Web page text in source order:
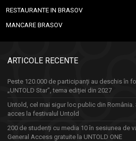
RESTAURANTE IN BRASOV
MANCARE BRASOV
ARTICOLE RECENTE
Peste 120.000 de participanți au deschis în
„UNTOLD Star”, tema ediției din 2027
Untold, cel mai sigur loc public din
acces la festivalul Untold
200 de studenți cu media 10 în sesiunea de
General Access gratuite la UNTOLD ONE